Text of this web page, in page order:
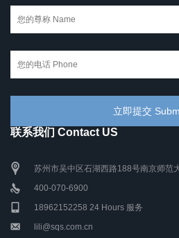
联系我们 Contact US
苏州市吴中区石湖西路188号南京师范
400-070-6900
18962152258 24 Hours 服务
lili@sqs.com.cn